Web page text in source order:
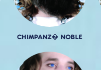
CHIMPANZ� NOBLE